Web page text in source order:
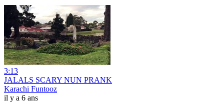
3:13
JALALS SCARY NUN PRANK
Karachi Funtooz
il y a 6 ans